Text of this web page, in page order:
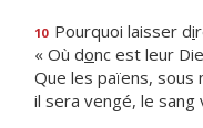
10 Pourquoi laisser di
« Où donc est leur
Que les païens, sous
il sera vengé, le sang